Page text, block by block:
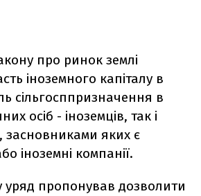
про ринок землі
іноземного капіталу в
сільгосппризначення в
осіб - іноземців, так і
засновниками яких є
іноземні компанії.
уряд пропонував дозволити